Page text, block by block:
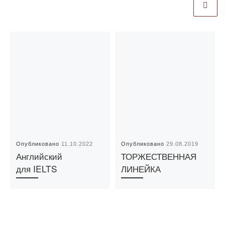
Опубликовано 11.10.2022
Английский
для IELTS
Опубликовано29.08.2019
ТОРЖЕСТВЕННАЯ
ЛИНЕЙКА